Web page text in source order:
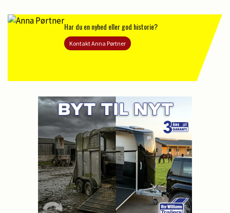
Har du en nyhed eller god historie?
Kontakt Anna Pørtner